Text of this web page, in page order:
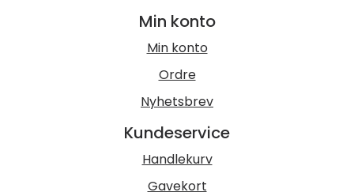
Min konto
Min konto
Ordre
Nyhetsbrev
Kundeservice
Handlekurv
Gavekort